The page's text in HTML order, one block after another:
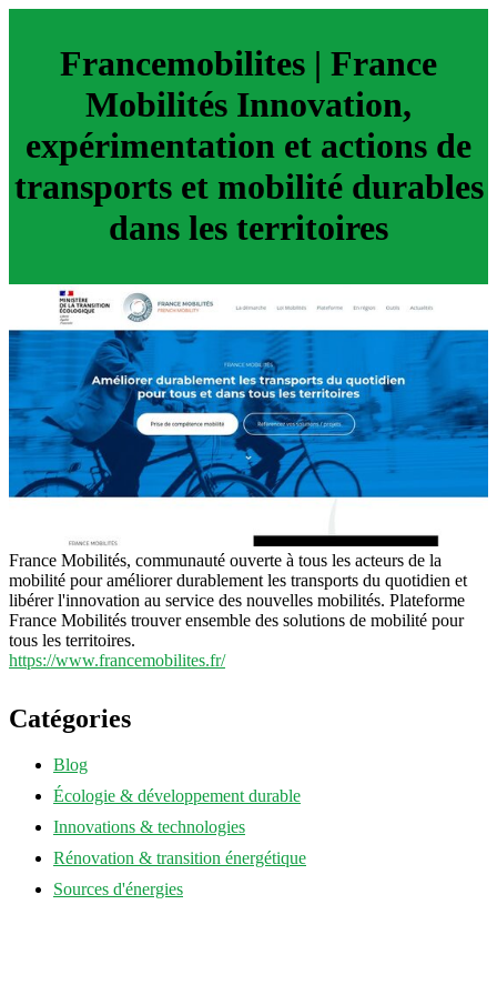
Fran­cemobilites | France
Mobilités Innovation,
expérimen­ta­tion et actions de
transports et mobilité durables
dans les territoires
France Mobilités, communauté ouverte à tous les acteurs de la
mobilité pour améliorer durablement les transports du quotidien et
libérer l'innovation au service des nouvelles mobilités. Plateforme
France Mobilités trouver ensemble des solutions de mobilité pour
tous les territoires.
https://www.francemobilites.fr/
Catégories
Blog
Écologie & développement durable
Innovations & technologies
Rénovation & transition énergétique
Sources d'énergies